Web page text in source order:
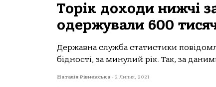
Торік доходи нижчі
одержували 600
Державна служба статистики
бідності, за минулий рік. Так, за
Наталія Рівненська - 2 Липня, 2021